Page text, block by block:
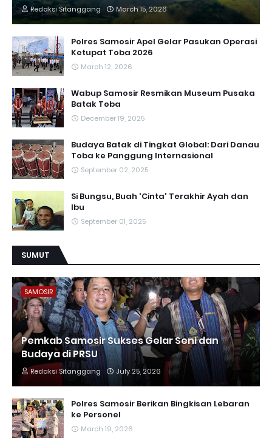
Redaksi Sitanggang March 15, 2026
Polres Samosir Apel Gelar Pasukan Operasi
Ketupat Toba 2026
March 12, 2026
Wabup Samosir Resmikan Museum Pusaka
Batak Toba
December 19, 2025
Budaya Batak di Tingkat Global: Dari Danau
Toba ke Panggung Internasional
September 02, 2025
Si Bungsu, Buah 'Cinta' Terakhir Ayah dan
Ibu
September 01, 2025
SUMUT
SAMOSIR
Pemkab Samosir Sukses Gelar Seni dan
Budaya di PRSU
Redaksi Sitanggang July 25, 2026
Polres Samosir Berikan Bingkisan Lebaran
ke Personel
March 19, 2026